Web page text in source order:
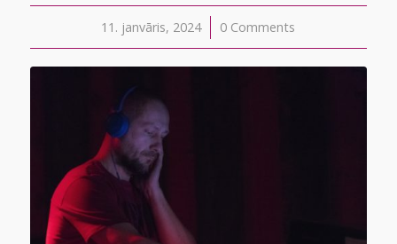
11. janvāris, 2024
/ 0 Comments